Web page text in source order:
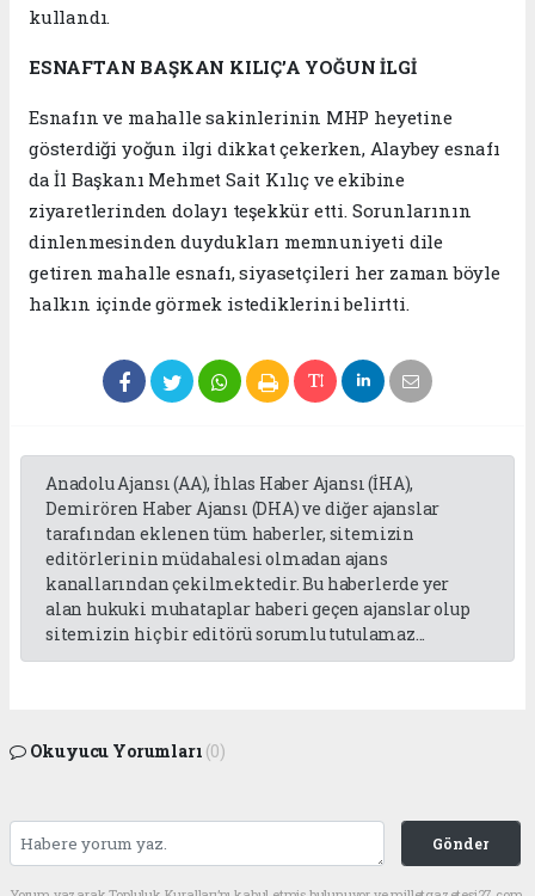
kullandı.
ESNAFTAN BAŞKAN KILIÇ’A YOĞUN İLGİ
Esnafın ve mahalle sakinlerinin MHP heyetine
gösterdiği yoğun ilgi dikkat çekerken, Alaybey esnafı
da İl Başkanı Mehmet Sait Kılıç ve ekibine
ziyaretlerinden dolayı teşekkür etti. Sorunlarının
dinlenmesinden duydukları memnuniyeti dile
getiren mahalle esnafı, siyasetçileri her zaman böyle
halkın içinde görmek istediklerini belirtti.
Anadolu Ajansı (AA), İhlas Haber Ajansı (İHA),
Demirören Haber Ajansı (DHA) ve diğer ajanslar
tarafından eklenen tüm haberler, sitemizin
editörlerinin müdahalesi olmadan ajans
kanallarından çekilmektedir. Bu haberlerde yer
alan hukuki muhataplar haberi geçen ajanslar olup
sitemizin hiç bir editörü sorumlu tutulamaz...
Okuyucu Yorumları (0)
Gönder